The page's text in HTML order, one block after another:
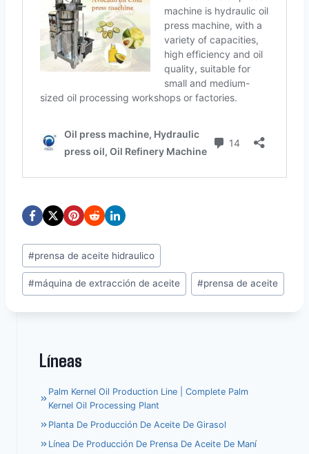
Etiquetas
de
la
#prensa de aceite hidraulico
#máquina de extracción de aceite #prensa de aceite
Líneas
Palm Kernel Oil Production Line | Complete Palm
Kernel Oil Processing Plant
Planta De Producción De Aceite De Girasol
Línea De Producción De Prensa De Aceite De Maní